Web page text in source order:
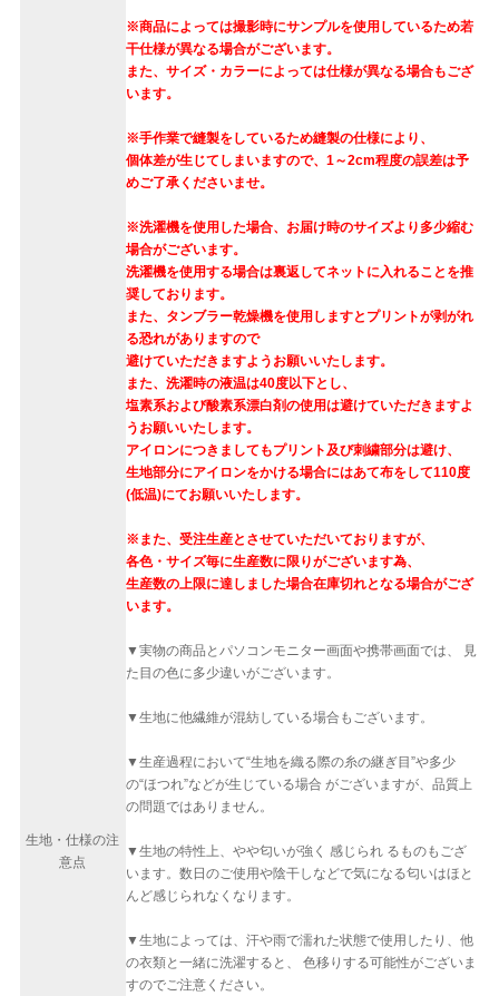
※商品によっては撮影時にサンプルを使用しているため若
干仕様が異なる場合がございます。
また、サイズ・カラーによっては仕様が異なる場合もござ
います。
※手作業で縫製をしているため縫製の仕様により、
個体差が生じてしまいますので、1～2cm程度の誤差は予
めご了承くださいませ。
※洗濯機を使用した場合、お届け時のサイズより多少縮む
場合がございます。
洗濯機を使用する場合は裏返してネットに入れることを推
奨しております。
また、タンブラー乾燥機を使用しますとプリントが剥がれ
る恐れがありますので
避けていただきますようお願いいたします。
また、洗濯時の液温は40度以下とし、
塩素系および酸素系漂白剤の使用は避けていただきますよ
うお願いいたします。
アイロンにつきましてもプリント及び刺繍部分は避け、
生地部分にアイロンをかける場合にはあて布をして110度
(低温)にてお願いいたします。
※また、受注生産とさせていただいておりますが、
各色・サイズ毎に生産数に限りがございます為、
生産数の上限に達しました場合在庫切れとなる場合がござ
います。
生地・仕様の注
意点
▼実物の商品とパソコンモニター画面や携帯画面では、 見
た目の色に多少違いがございます。
▼生地に他繊維が混紡している場合もございます。
▼生産過程において“生地を織る際の糸の継ぎ目”や多少
の“ほつれ”などが生じている場合 がございますが、品質上
の問題ではありません。
▼生地の特性上、やや匂いが強く 感じられ るものもござ
います。数日のご使用や陰干しなどで気になる匂いはほと
んど感じられなくなります。
▼生地によっては、汗や雨で濡れた状態で使用したり、他
の衣類と一緒に洗濯すると、 色移りする可能性がございま
すのでご注意ください。